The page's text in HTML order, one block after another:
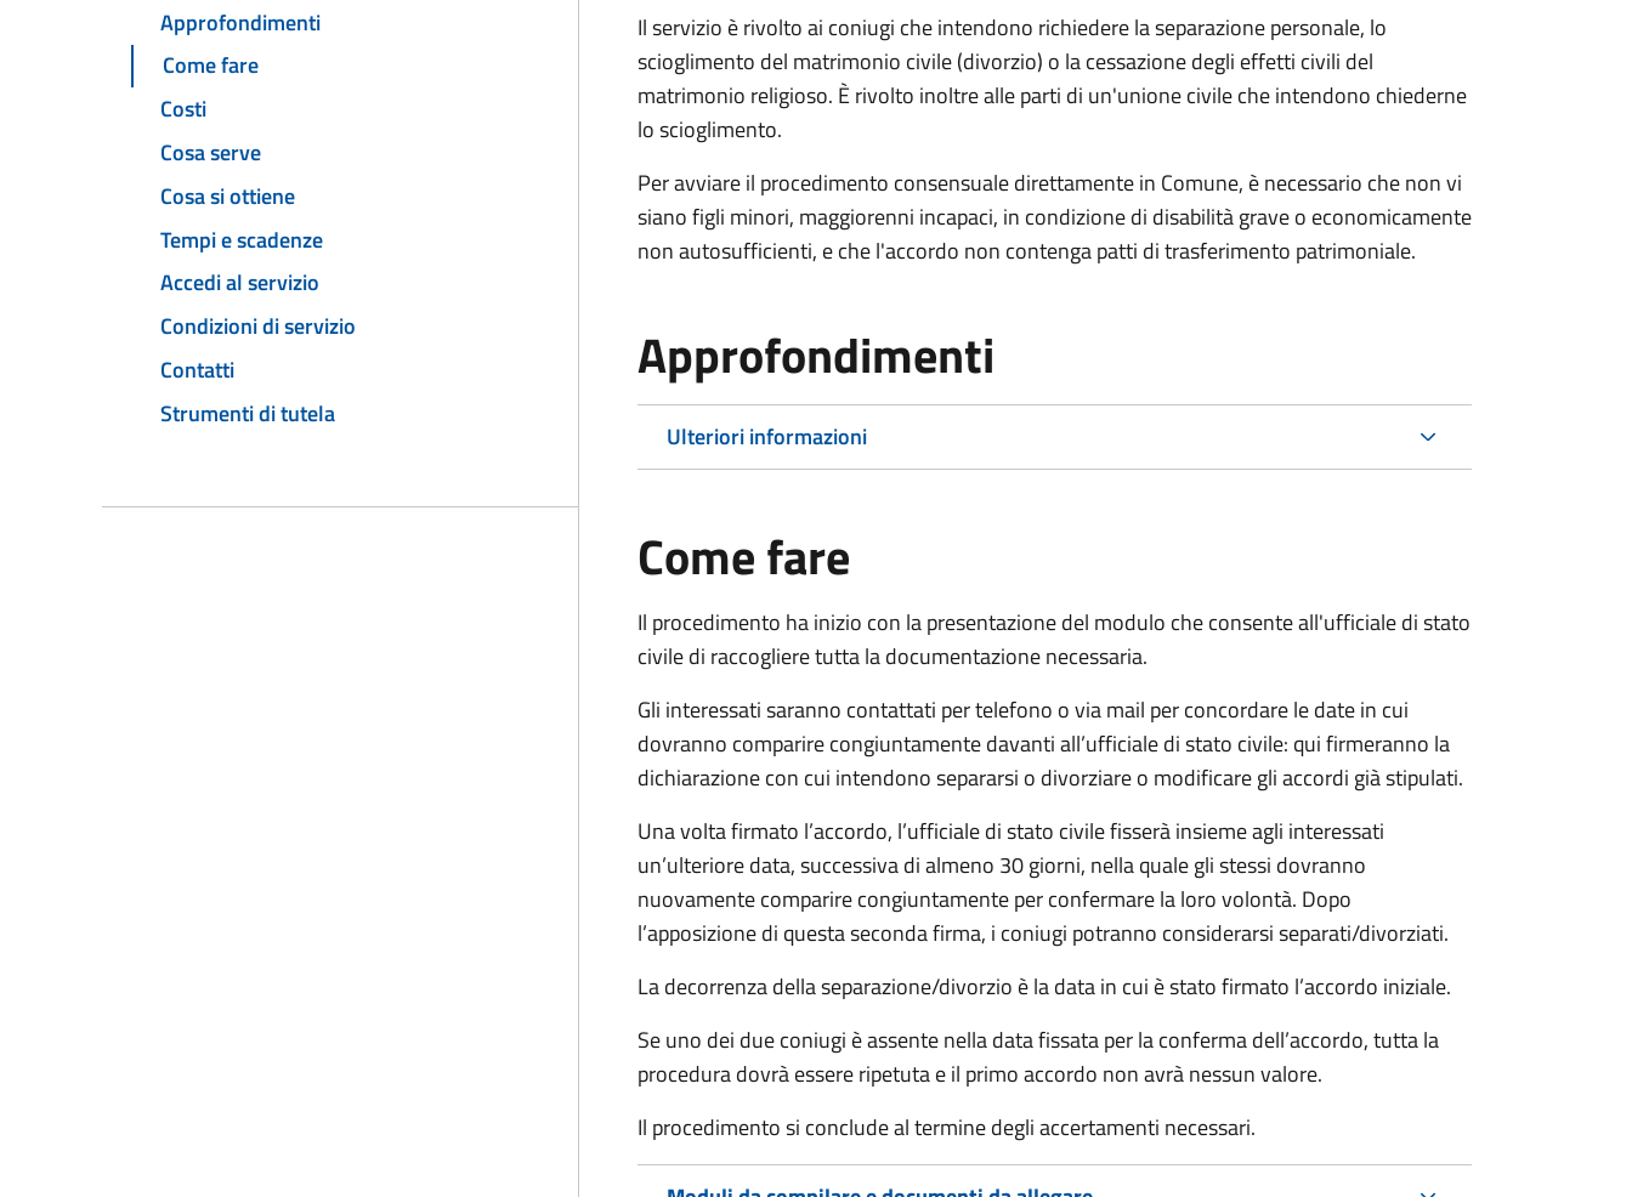
Approfondimenti
Come fare
Costi
Cosa serve
Cosa si ottiene
Tempi e scadenze
Accedi al servizio
Condizioni di servizio
Contatti
Strumenti di tutela
Il servizio è rivolto ai coniugi che intendono richiedere la separazione personale, lo
scioglimento del matrimonio civile (divorzio) o la cessazione degli effetti civili del
matrimonio religioso. È rivolto inoltre alle parti di un'unione civile che intendono chiederne
lo scioglimento.
Per avviare il procedimento consensuale direttamente in Comune, è necessario che non vi
siano figli minori, maggiorenni incapaci, in condizione di disabilità grave o economicamente
non autosufficienti, e che l'accordo non contenga patti di trasferimento patrimoniale.
Approfondimenti
Ulteriori informazioni
Come fare
Il procedimento ha inizio con la presentazione del modulo che consente all'ufficiale di stato
civile di raccogliere tutta la documentazione necessaria.
Gli interessati saranno contattati per telefono o via mail per concordare le date in cui
dovranno comparire congiuntamente davanti all’ufficiale di stato civile: qui firmeranno la
dichiarazione con cui intendono separarsi o divorziare o modificare gli accordi già stipulati.
Una volta firmato l’accordo, l’ufficiale di stato civile fisserà insieme agli interessati
un’ulteriore data, successiva di almeno 30 giorni, nella quale gli stessi dovranno
nuovamente comparire congiuntamente per confermare la loro volontà. Dopo
l’apposizione di questa seconda firma, i coniugi potranno considerarsi separati/divorziati.
La decorrenza della separazione/divorzio è la data in cui è stato firmato l’accordo iniziale.
Se uno dei due coniugi è assente nella data fissata per la conferma dell’accordo, tutta la
procedura dovrà essere ripetuta e il primo accordo non avrà nessun valore.
Il procedimento si conclude al termine degli accertamenti necessari.